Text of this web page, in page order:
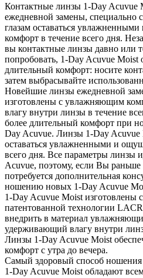
Контактные линзы 1-Day Acuvue
ежедневной замены, специально
глазам оставаться
комфорт в течение всего дня.
вы контактные линзы давно или
попробовать, 1-Day Acuvue Moist
длительный комфорт: носите
затем выбрасывайте
Новейшие линзы ежедневной
изготовлены с увлажняющим
влагу внутри линзы в течение
более длительный комфорт при
Day Acuvue. Линзы 1-Day Acuvue
оставаться увлажненными и
всего дня. Все параметры линзы
Acuvue, поэтому, если Вы
потребуется дополнительная
ношению новых 1-Day Acuvue
1-Day Acuvue Moist изготовлены
патентованной технологии
внедрить в материал
удерживающий влагу внутри
Линзы 1-Day Acuvue Moist
комфорт с утра до вечера.
Самый здоровый способ ношения
1-Day Acuvue Moist обладают